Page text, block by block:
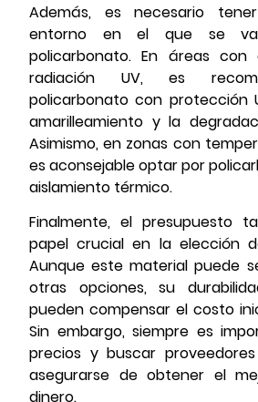
Además, es necesario
entorno en el que se
policarbonato. En áreas con
radiación UV, es
policarbonato con protección
amarilleamiento y la
Asimismo, en zonas con
es aconsejable optar por
aislamiento térmico.
Finalmente, el presupuesto
papel crucial en la elección
Aunque este material puede
otras opciones, su
pueden compensar el costo
Sin embargo, siempre es
precios y buscar
asegurarse de obtener el
dinero.